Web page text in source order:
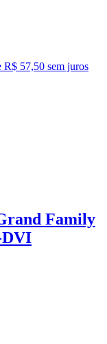
R$ 57,50 sem juros
Family
DVI